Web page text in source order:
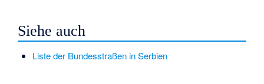
Siehe auch
Liste der Bundesstraßen in Serbien